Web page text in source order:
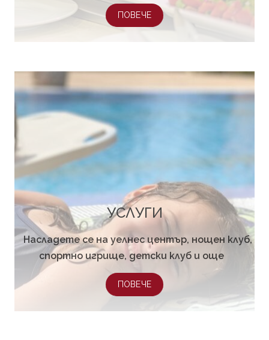
ПОВЕЧЕ
УСЛУГИ
Насладете се на уелнес център, нощен клуб,
спортно игрище, детски клуб и още
ПОВЕЧЕ